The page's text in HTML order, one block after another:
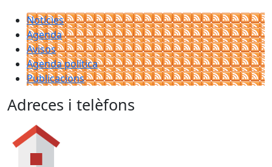
Notícies
Agenda
Avisos
Agenda política
Publicacions
Adreces i telèfons